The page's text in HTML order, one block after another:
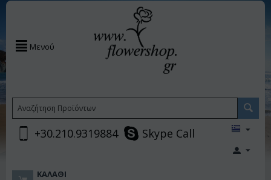
Μενού
+30.210.9319884 Skype Call
ΚΑΛΆΘΙ